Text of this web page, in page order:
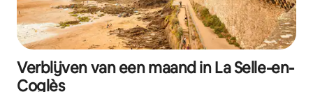
Verblijven van een maand in La Selle-en-
Coglès